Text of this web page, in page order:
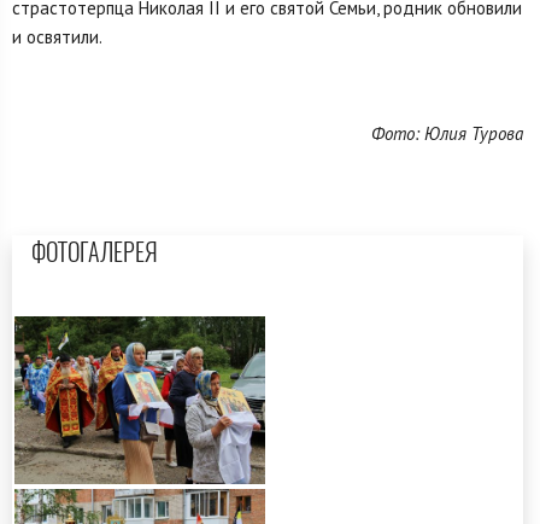
страстотерпца Николая II и его святой Семьи, родник обновили
и освятили.
Фото: Юлия Турова
ФОТОГАЛЕРЕЯ